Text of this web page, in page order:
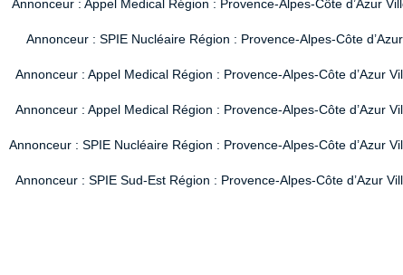
Annonceur : Appel Medical Région : Provence-Alpes-Côte d’Azur
Annonceur : SPIE Nucléaire Région : Provence-Alpes-Côte
Annonceur : Appel Medical Région : Provence-Alpes-Côte d’Azur
Annonceur : Appel Medical Région : Provence-Alpes-Côte d’Azur
Annonceur : SPIE Nucléaire Région : Provence-Alpes-Côte d’Azur
Annonceur : SPIE Sud-Est Région : Provence-Alpes-Côte d’Azur